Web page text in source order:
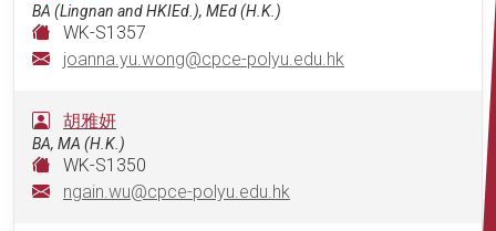
BA (Lingnan and HKIEd.), MEd (H.K.)
WK-S1357
joanna.yu.wong@cpce-polyu.edu.hk
胡雅妍
BA, MA (H.K.)
WK-S1350
ngain.wu@cpce-polyu.edu.hk